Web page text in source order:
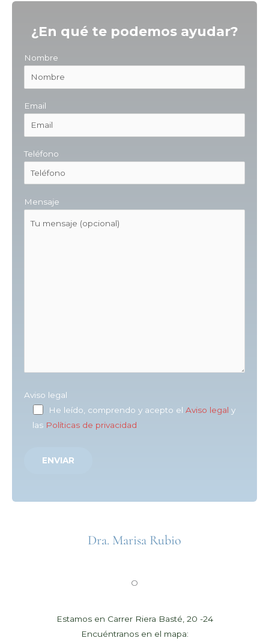
¿En qué te podemos ayudar?
Nombre
Email
Teléfono
Mensaje
Aviso legal
He leído, comprendo y acepto el Aviso legal y
las Políticas de privacidad
Dra. Marisa Rubio
O
Estamos en Carrer Riera Basté, 20 -24
Encuéntranos en el mapa: